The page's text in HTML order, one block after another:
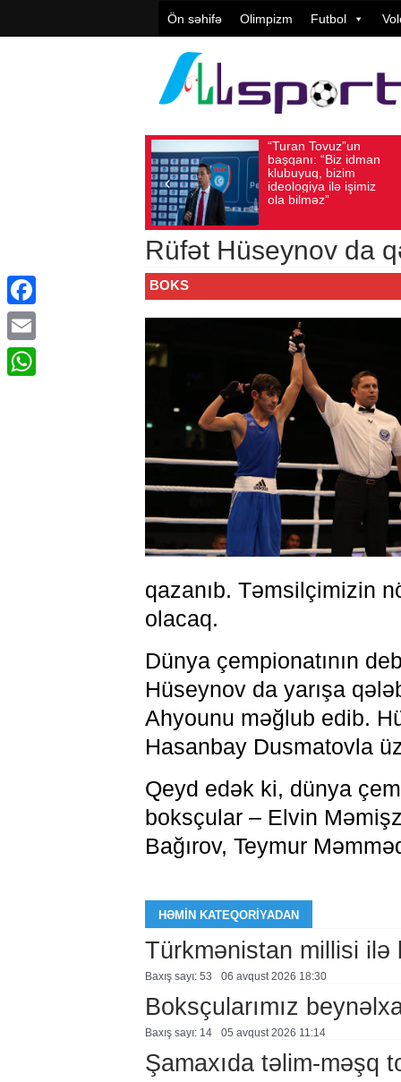
Ön səhifə Olimpizm Futbol
başqanı: “Biz idman
klubuyuq, bizim
ideologiya ilə işimiz
ola bilməz”
Vüqar
Avqust 05, 2026
Rüfət Hüseynov da
BOKS
qazanıb. Təmsilçimizin
olacaq.
Dünya çempionatının
Hüseynov da yarışa
Ahyounu məğlub edib.
Hasanbay Dusmatovla
Qeyd edək ki, dünya
boksçular – Elvin
Bağırov, Teymur
HƏMIN KATEQORIYADAN
Türkmənistan millisi ilə
Baxış sayı: 53 06 avqust 2026 18:30
Boksçularımız
Baxış sayı: 14 05 avqust 2026 11:14
Şamaxıda təlim-məşq
Facebook
Email